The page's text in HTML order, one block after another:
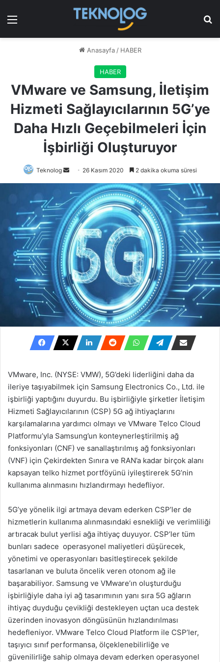
Menü
Anasayfa / HABER
HABER
VMware ve Samsung, İletişim
Hizmeti Sağlayıcılarının 5G’ye
Daha Hızlı Geçebilmeleri İçin
İşbirliği Oluşturuyor
Teknolog
Bir
e-
posta
göndermek
26 Kasım 2020 2 dakika okuma süresi
VMware, Inc. (NYSE: VMW), 5G’deki liderliğini daha da
ileriye taşıyabilmek için Samsung Electronics Co., Ltd. ile
işbirliği yaptığını duyurdu. Bu işbirliğiyle şirketler İletişim
Hizmeti Sağlayıcılarının (CSP) 5G ağ ihtiyaçlarını
karşılamalarına yardımcı olmayı ve VMware Telco Cloud
Platformu’yla Samsung’un konteynerleştirilmiş ağ
fonksiyonları (CNF) ve sanallaştırılmış ağ fonksiyonları
(VNF) için Çekirdekten Sınıra ve RAN’a kadar birçok alanı
kapsayan telko hizmet portföyünü iyileştirerek 5G’nin
kullanıma alınmasını hızlandırmayı hedefliyor.
5G’ye yönelik ilgi artmaya devam ederken CSP’ler de
hizmetlerin kullanıma alınmasındaki esnekliği ve verimliliği
artıracak bulut yerlisi ağa ihtiyaç duyuyor. CSP’ler tüm
bunları sadece operasyonel maliyetleri düşürecek,
yönetimi ve operasyonları basitleştirecek şekilde
tasarlanan ve buluta öncelik veren otonom ağ ile
başarabiliyor. Samsung ve VMware’ın oluşturduğu
işbirliğiyle daha iyi ağ tasarımının yanı sıra 5G ağların
ihtiyaç duyduğu çevikliği destekleyen uçtan uca destek
üzerinden inovasyon döngüsünün hızlandırılması
hedefleniyor. VMware Telco Cloud Platform ile CSP’ler,
taşıyıcı sınıf performansa, ölçeklenebilirliğe ve
güvenilirliğe sahip olmaya devam ederken operasyonel